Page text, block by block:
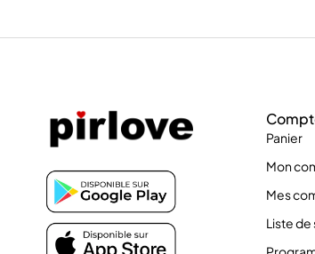
Panier
Mon
Mes
Liste de